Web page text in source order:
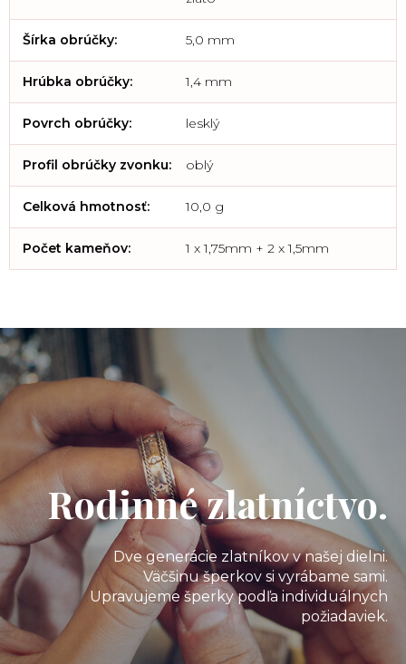
Šírka obrúčky: 5,0 mm
Hrúbka obrúčky: 1,4 mm
Povrch obrúčky: lesklý
Profil obrúčky zvonku: oblý
Celková hmotnosť: 10,0 g
Počet kameňov: 1 x 1,75mm + 2 x 1,5mm
Rodinné zlatníctvo.
Dve generácie zlatníkov v našej dielni.
Väčšinu šperkov si vyrábame sami.
Upravujeme šperky podľa individuálnych
požiadaviek.